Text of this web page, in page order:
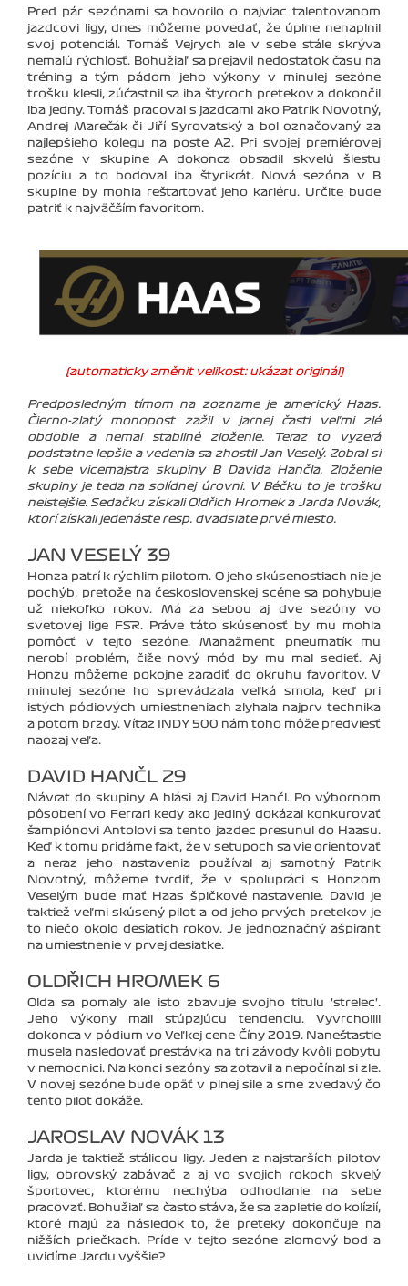
Pred pár sezónami sa hovorilo o najviac talentovanom
jazdcovi ligy, dnes môžeme povedať, že úplne nenaplnil
svoj potenciál. Tomáš Vejrych ale v sebe stále skrýva
nemalú rýchlosť. Bohužiaľ sa prejavil nedostatok času na
tréning a tým pádom jeho výkony v minulej sezóne
trošku klesli, zúčastnil sa iba štyroch pretekov a dokončil
iba jedny. Tomáš pracoval s jazdcami ako Patrik Novotný,
Andrej Marečák či Jiří Syrovatský a bol označovaný za
najlepšieho kolegu na poste A2. Pri svojej premiérovej
sezóne v skupine A dokonca obsadil skvelú šiestu
pozíciu a to bodoval iba štyrikrát. Nová sezóna v B
skupine by mohla reštartovať jeho kariéru. Určite bude
patriť k najväčším favoritom.
(automaticky změnit velikost: ukázat originál)
Predposledným tímom na zozname je americký Haas.
Čierno-zlatý monopost zažil v jarnej časti veľmi zlé
obdobie a nemal stabilné zloženie. Teraz to vyzerá
podstatne lepšie a vedenia sa zhostil Jan Veselý. Zobral si
k sebe vicemajstra skupiny B Davida Hančla. Zloženie
skupiny je teda na solídnej úrovni. V Béčku to je trošku
neistejšie. Sedačku získali Oldřich Hromek a Jarda Novák,
ktorí získali jedenáste resp. dvadsiate prvé miesto.
JAN VESELÝ 39
Honza patrí k rýchlim pilotom. O jeho skúsenostiach nie je
pochýb, pretože na československej scéne sa pohybuje
už niekoľko rokov. Má za sebou aj dve sezóny vo
svetovej lige FSR. Práve táto skúsenosť by mu mohla
pomôcť v tejto sezóne. Manažment pneumatík mu
nerobí problém, čiže nový mód by mu mal sedieť. Aj
Honzu môžeme pokojne zaradiť do okruhu favoritov. V
minulej sezóne ho sprevádzala veľká smola, keď pri
istých pódiových umiestneniach zlyhala najprv technika
a potom brzdy. Víťaz INDY 500 nám toho môže predviesť
naozaj veľa.
DAVID HANČL 29
Návrat do skupiny A hlási aj David Hančl. Po výbornom
pôsobení vo Ferrari kedy ako jediný dokázal konkurovať
šampiónovi Antolovi sa tento jazdec presunul do Haasu.
Keď k tomu pridáme fakt, že v setupoch sa vie orientovať
a neraz jeho nastavenia používal aj samotný Patrik
Novotný, môžeme tvrdiť, že v spolupráci s Honzom
Veselým bude mať Haas špičkové nastavenie. David je
taktiež veľmi skúsený pilot a od jeho prvých pretekov je
to niečo okolo desiatich rokov. Je jednoznačný ašpirant
na umiestnenie v prvej desiatke.
OLDŘICH HROMEK 6
Olda sa pomaly ale isto zbavuje svojho titulu 'strelec'.
Jeho výkony mali stúpajúcu tendenciu. Vyvrcholili
dokonca v pódium vo Veľkej cene Číny 2019. Nanešťastie
musela nasledovať prestávka na tri závody kvôli pobytu
v nemocnici. Na konci sezóny sa zotavil a nepočínal si zle.
V novej sezóne bude opäť v plnej sile a sme zvedavý čo
tento pilot dokáže.
JAROSLAV NOVÁK 13
Jarda je taktiež stálicou ligy. Jeden z najstarších pilotov
ligy, obrovský zabávač a aj vo svojich rokoch skvelý
športovec, ktorému nechýba odhodlanie na sebe
pracovať. Bohužiaľ sa často stáva, že sa zapletie do kolízií,
ktoré majú za následok to, že preteky dokončuje na
nižších priečkach. Príde v tejto sezóne zlomový bod a
uvidíme Jardu vyššie?